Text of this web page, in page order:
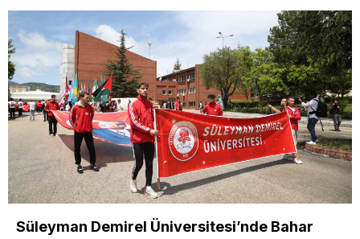
Süleyman Demirel Üniversitesi’nde Bahar